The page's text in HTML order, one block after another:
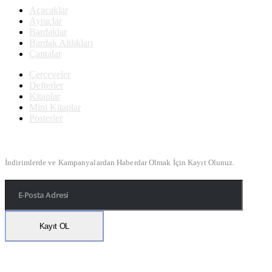
Açacaklar
Ayraçlar
Bardaklar
Bardak Altlıkları
Çantalar
Çerçeveler
Defterler
Kitaplar
Mini Kitaplar
Posterler
İndirimlerde ve Kampanyalardan Haberdar Olmak İçin Kayıt Olunuz.